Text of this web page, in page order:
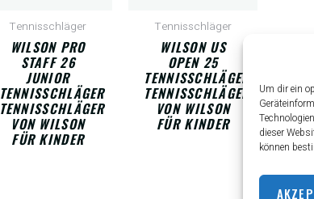
Um dir ein
dieser
können
Tennisschläger
WILSON PRO
STAFF 26
JUNIOR
TENNISSCHLÄGER
TENNISSCHLÄGER
VON WILSON
FÜR KINDER
Tennisschläger
WILSON US
OPEN 25
TENNISSCHLÄGER
TENNISSCHLÄGER
VON WILSON
FÜR KINDER